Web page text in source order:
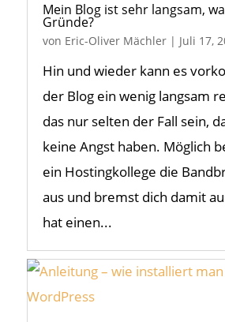
Mein Blog ist sehr langsam,
Gründe?
von Eric-Oliver Mächler| Juli 17,
Hin und wieder kann es
der Blog ein wenig langsam
das nur selten der Fall sein,
keine Angst haben. Möglich
ein Hostingkollege die
aus und bremst dich damit
hat einen...